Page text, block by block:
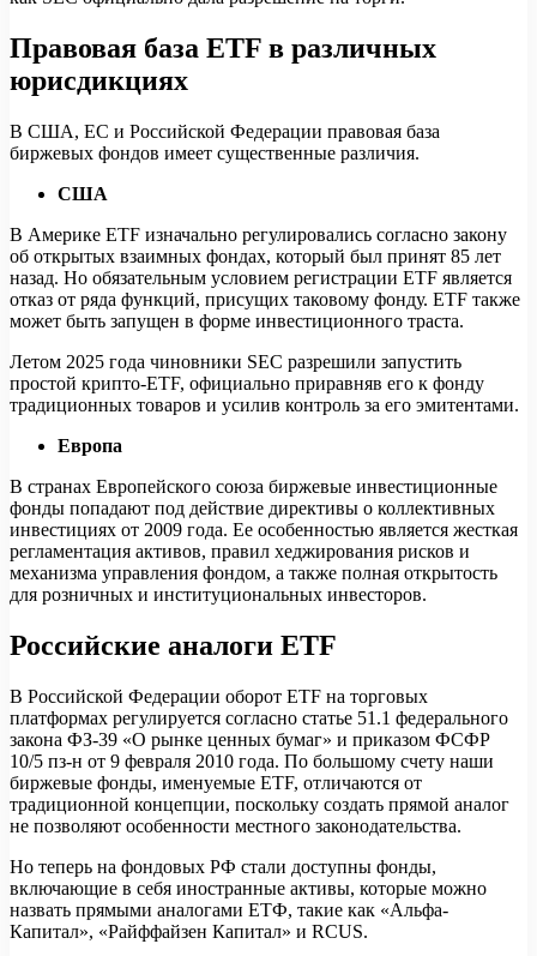
Правовая база ETF в различных
юрисдикциях
В США, ЕС и Российской Федерации правовая база
биржевых фондов имеет существенные различия.
США
В Америке ETF изначально регулировались согласно закону
об открытых взаимных фондах, который был принят 85 лет
назад. Но обязательным условием регистрации ETF является
отказ от ряда функций, присущих таковому фонду. ETF также
может быть запущен в форме инвестиционного траста.
Летом 2025 года чиновники SEC разрешили запустить
простой крипто-ETF, официально приравняв его к фонду
традиционных товаров и усилив контроль за его эмитентами.
Европа
В странах Европейского союза биржевые инвестиционные
фонды попадают под действие директивы о коллективных
инвестициях от 2009 года. Ее особенностью является жесткая
регламентация активов, правил хеджирования рисков и
механизма управления фондом, а также полная открытость
для розничных и институциональных инвесторов.
Российские аналоги ETF
В Российской Федерации оборот ETF на торговых
платформах регулируется согласно статье 51.1 федерального
закона ФЗ-39 «О рынке ценных бумаг» и приказом ФСФР
10/5 пз-н от 9 февраля 2010 года. По большому счету наши
биржевые фонды, именуемые ETF, отличаются от
традиционной концепции, поскольку создать прямой аналог
не позволяют особенности местного законодательства.
Но теперь на фондовых РФ стали доступны фонды,
включающие в себя иностранные активы, которые можно
назвать прямыми аналогами ЕТФ, такие как «Альфа-
Капитал», «Райффайзен Капитал» и RCUS.